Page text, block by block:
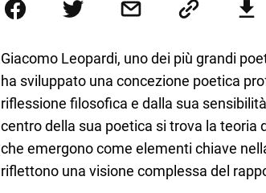
Onsite e contenuti per il web. Amo i saggi
Giacomo Leopardi, uno dei più grandi
ha sviluppato una concezione poetica
riflessione filosofica e dalla sua
centro della sua poetica si trova la teoria
che emergono come elementi chiave
riflettono una visione complessa del